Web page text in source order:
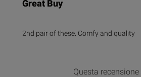
Great Buy
2nd pair of these. Comfy and quality
Questa